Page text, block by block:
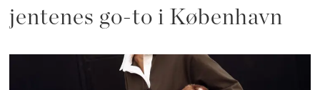
jentenes go-to i København